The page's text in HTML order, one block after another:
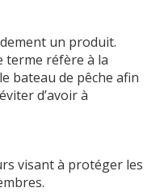
un produit.
terme réfère à la
bateau de pêche afin
d’avoir à
visant à protéger les